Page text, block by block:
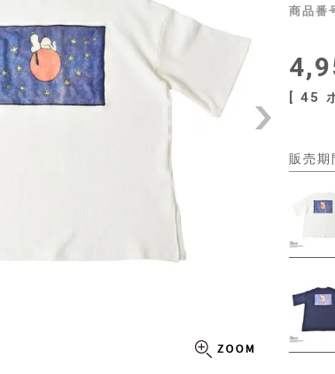
商品番
[ 45
販売期